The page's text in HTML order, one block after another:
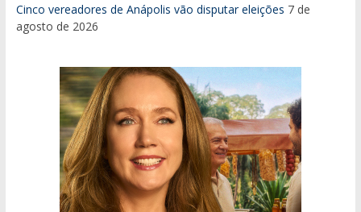
Cinco vereadores de Anápolis vão disputar eleições 7 de
agosto de 2026